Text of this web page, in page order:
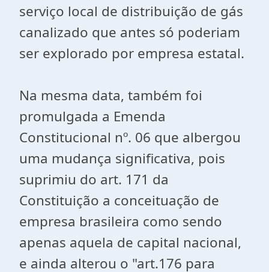
serviço local de distribuição de gás
canalizado que antes só poderiam
ser explorado por empresa estatal.
Na mesma data, também foi
promulgada a Emenda
Constitucional nº. 06 que albergou
uma mudança significativa, pois
suprimiu do art. 171 da
Constituição a conceituação de
empresa brasileira como sendo
apenas aquela de capital nacional,
e ainda alterou o "art.176 para